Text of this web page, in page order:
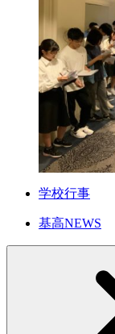
学校行事
基高NEWS